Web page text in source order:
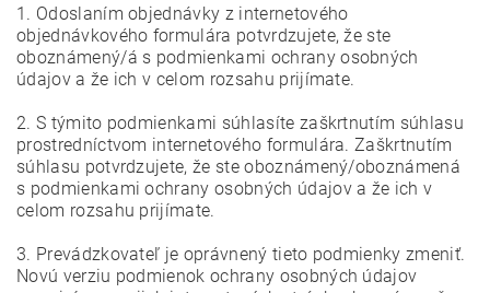
1. Odoslaním objednávky z internetového
objednávkového formulára potvrdzujete, že ste
oboznámený/á s podmienkami ochrany osobných
údajov a že ich v celom rozsahu prijímate.
2. S týmito podmienkami súhlasíte zaškrtnutím súhlasu
prostredníctvom internetového formulára. Zaškrtnutím
súhlasu potvrdzujete, že ste oboznámený/oboznámená
s podmienkami ochrany osobných údajov a že ich v
celom rozsahu prijímate.
3. Prevádzkovateľ je oprávnený tieto podmienky zmeniť.
Novú verziu podmienok ochrany osobných údajov